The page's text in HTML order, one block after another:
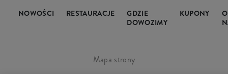
NOWOŚCI RESTAURACJE
GDZIE
DOWOZIMY
KUPONY
O
Mapa strony